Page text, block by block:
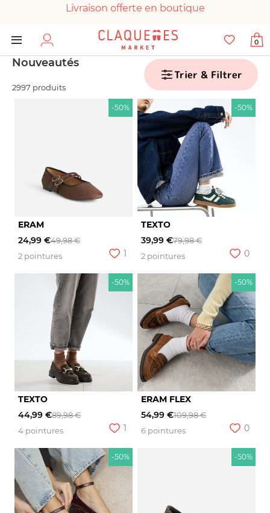
Livraison offerte en boutique
Paiement 100% sécurisé
Chaussures garanties en parfait état
0
Nouveautés
2997 produits
Trier & Filtrer
-50%
ERAM
24,99 €49,98 €
2 pointures
1
-50%
TEXTO
39,99 €79,98 €
2 pointures
0
-50%
TEXTO
44,99 €89,98 €
4 pointures
1
-50%
ERAM FLEX
54,99 €109,98 €
6 pointures
0
-50% -50%